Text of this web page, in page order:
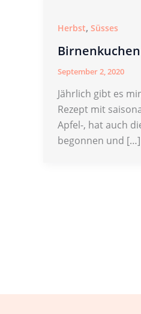
Herbst, Süsses
September 2, 2020
Jährlich gibt es
Rezept mit
Apfel-, hat auch
begonnen und […]